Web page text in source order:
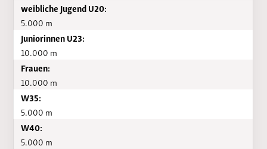
weibliche Jugend U20:
5.000 m
Juniorinnen U23:
10.000 m
Frauen:
10.000 m
W35:
5.000 m
W40:
5.000 m